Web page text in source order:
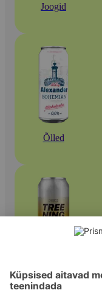
Joogid
Õlled
Hele laagriõlu